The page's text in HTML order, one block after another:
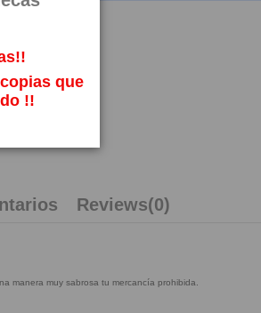
Reviews(0)
manera muy sabrosa tu mercancía prohibida.
que
!!